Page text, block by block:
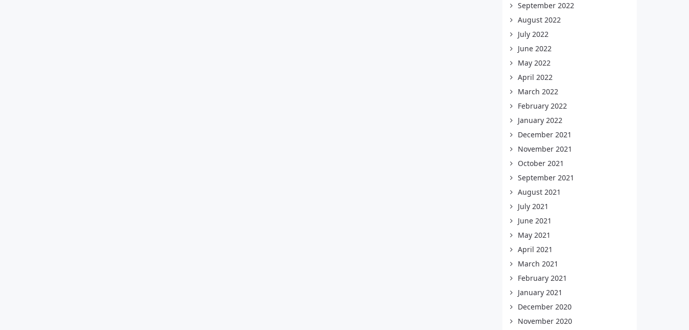
September 2022
August 2022
July 2022
June 2022
May 2022
April 2022
March 2022
February 2022
January 2022
December 2021
November 2021
October 2021
September 2021
August 2021
July 2021
June 2021
May 2021
April 2021
March 2021
February 2021
January 2021
December 2020
November 2020